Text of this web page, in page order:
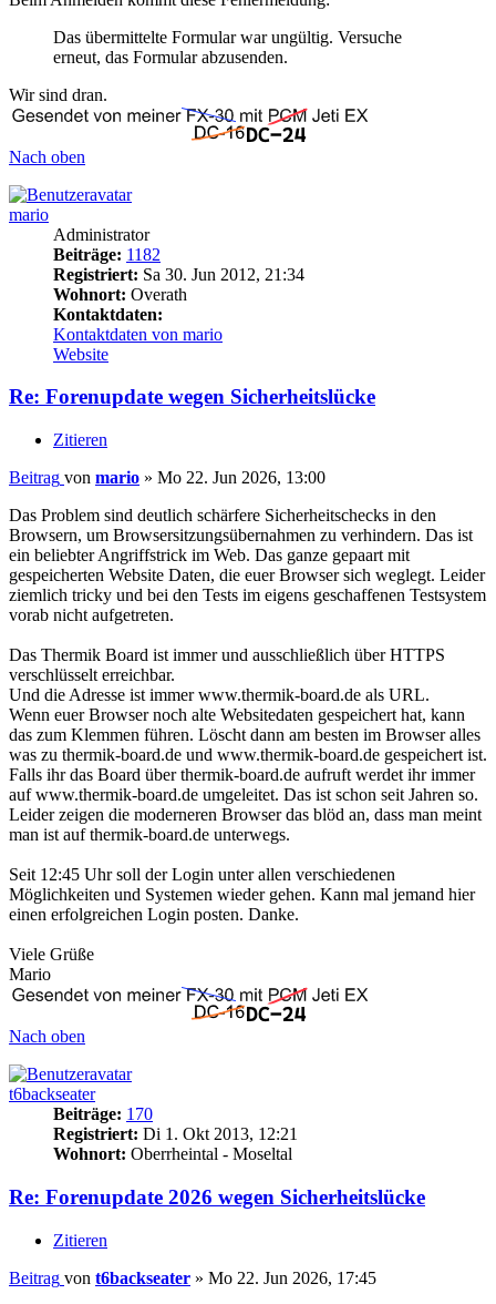
Das übermittelte Formular war ungültig. Versuche
erneut, das Formular abzusenden.
Wir sind dran.
Nach oben
mario
Administrator
Beiträge: 1182
Registriert: Sa 30. Jun 2012, 21:34
Wohnort: Overath
Kontaktdaten:
Kontaktdaten von mario
Website
Re: Forenupdate wegen Sicherheitslücke
Zitieren
Beitrag von mario » Mo 22. Jun 2026, 13:00
Das Problem sind deutlich schärfere Sicherheitschecks in den
Browsern, um Browsersitzungsübernahmen zu verhindern. Das ist
ein beliebter Angriffstrick im Web. Das ganze gepaart mit
gespeicherten Website Daten, die euer Browser sich weglegt. Leider
ziemlich tricky und bei den Tests im eigens geschaffenen Testsystem
vorab nicht aufgetreten.
Das Thermik Board ist immer und ausschließlich über HTTPS
verschlüsselt erreichbar.
Und die Adresse ist immer www.thermik-board.de als URL.
Wenn euer Browser noch alte Websitedaten gespeichert hat, kann
das zum Klemmen führen. Löscht dann am besten im Browser alles
was zu thermik-board.de und www.thermik-board.de gespeichert ist.
Falls ihr das Board über thermik-board.de aufruft werdet ihr immer
auf www.thermik-board.de umgeleitet. Das ist schon seit Jahren so.
Leider zeigen die moderneren Browser das blöd an, dass man meint
man ist auf thermik-board.de unterwegs.
Seit 12:45 Uhr soll der Login unter allen verschiedenen
Möglichkeiten und Systemen wieder gehen. Kann mal jemand hier
einen erfolgreichen Login posten. Danke.
Viele Grüße
Mario
Nach oben
t6backseater
Beiträge: 170
Registriert: Di 1. Okt 2013, 12:21
Wohnort: Oberrheintal - Moseltal
Re: Forenupdate 2026 wegen Sicherheitslücke
Zitieren
Beitrag von t6backseater » Mo 22. Jun 2026, 17:45